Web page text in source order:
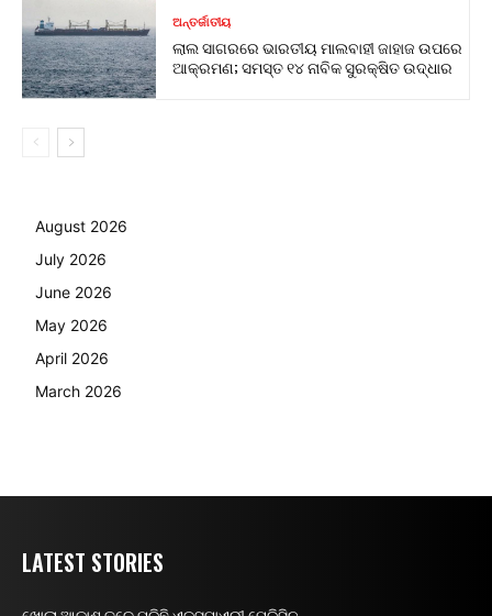
ଅନ୍ତର୍ଜାତୀୟ
ଲାଲ ସାଗରରେ ଭାରତୀୟ ମାଲବାହୀ ଜାହାଜ ଉପରେ
ଆକ୍ରମଣ; ସମସ୍ତ ୧୪ ନାବିକ ସୁରକ୍ଷିତ ଉଦ୍ଧାର
August 2026
July 2026
June 2026
May 2026
April 2026
March 2026
LATEST STORIES